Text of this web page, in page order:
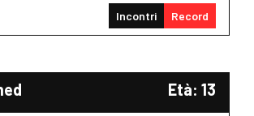
Incontri Record
Età: 13